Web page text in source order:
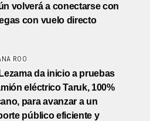
volverá a conectarse con
con vuelo directo
ROO
da inicio a pruebas
eléctrico Taruk, 100%
para avanzar a un
público eficiente y